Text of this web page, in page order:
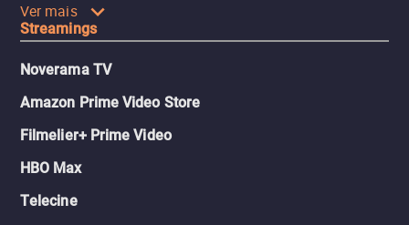
Ver mais
Streamings
Noverama TV
Amazon Prime Video Store
Filmelier+ Prime Video
HBO Max
Telecine